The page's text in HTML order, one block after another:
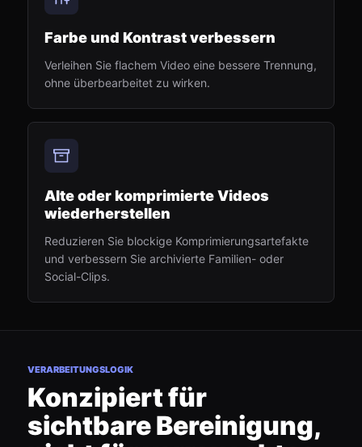
Farbe und Kontrast verbessern
Verleihen Sie flachem Video eine bessere Trennung,
ohne überbearbeitet zu wirken.
Alte oder komprimierte Videos
wiederherstellen
Reduzieren Sie blockige Komprimierungsartefakte
und verbessern Sie archivierte Familien- oder
Social-Clips.
VERARBEITUNGSLOGIK
Konzipiert für
sichtbare Bereinigung,